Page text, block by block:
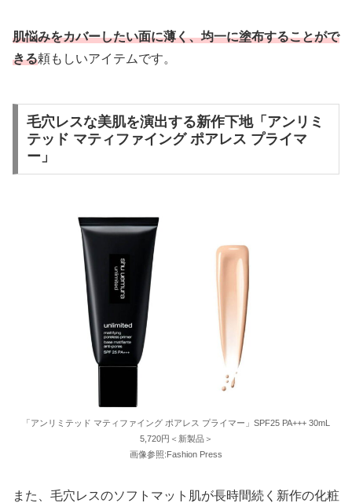
肌悩みをカバーしたい面に薄く、均一に塗布することがで
きる頼もしいアイテムです。
毛穴レスな美肌を演出する新作下地「アンリミ
テッド マティファイング ポアレス プライマ
ー」
「アンリミテッド マティファイング ポアレス プライマー」SPF25 PA+++ 30mL
5,720円＜新製品＞
画像参照:Fashion Press
また、毛穴レスのソフトマット肌が長時間続く新作の化粧